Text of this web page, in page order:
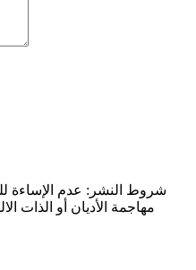
شروط النشر: عدم الإساءة
مهاجمة الأديان أو الذات